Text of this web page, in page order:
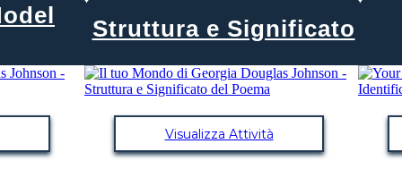
Struttura e Significato
Visualizza Attività